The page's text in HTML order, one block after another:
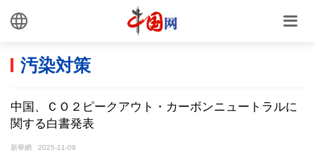
汚染対策
中国、ＣＯ２ピークアウト・カーボンニュートラルに
関する白書発表
新華網 2025-11-09